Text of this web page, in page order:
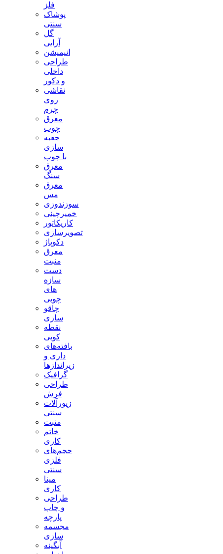
فلز
پوشاک
سنتی
گل
آرایی
انیمیشن
طراحی
داخلی
و دکور
نقاشی
روی
چرم
معرق
چوب
جعبه
سازی
با چوب
معرق
سنگ
معرق
مس
سوزندوزی
خمیرچینی
کاریکاتور
تصویرسازی
دکوپاژ
معرق
منبت
دست
سازه
های
چوبی
چاقو
سازی
نقطه
کوبی
بافته‌های
داری و
زیراندازها
گرافیک
طراحی
فرش
زیورآلات
سنتی
منبت
خاتم
کاری
حجم‌های
فلزی
سنتی
مینا
کاری
طراحی
و چاپ
پارچه
مجسمه
سازی
آبگینه